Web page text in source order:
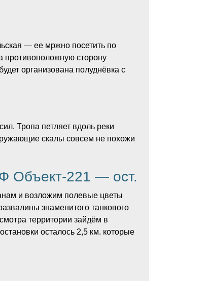
— ее мржно посетить по
противоположную сторону
организована полуднёвка с
Тропа петляет вдоль реки
скалы совсем не похожи
Объект-221 — ост.
и возложим полевые цветы
знаменитого танкового
территории зайдём в
осталось 2,5 км. которые